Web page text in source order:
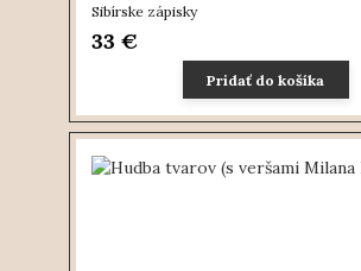
Sibírske zápisky
33 €
Pridať do košíka